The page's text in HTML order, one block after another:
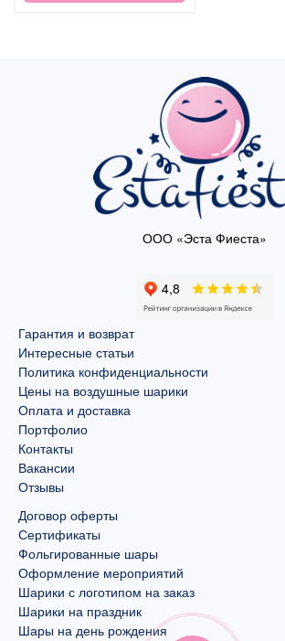
ООО «Эста Фиеста»
Гарантия и возврат
Интересные статьи
Политика конфиденциальности
Цены на воздушные шарики
Оплата и доставка
Портфолио
Контакты
Вакансии
Отзывы
Договор оферты
Сертификаты
Фольгированные шары
Оформление мероприятий
Шарики с логотипом на заказ
Шарики на праздник
Шары на день рождения